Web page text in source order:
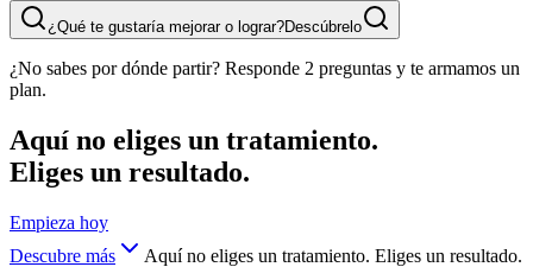
¿Qué te gustaría mejorar o lograr?Descúbrelo
¿No sabes por dónde partir? Responde 2 preguntas y te armamos un
plan.
Aquí no eliges un tratamiento.
Eliges un resultado.
Empieza hoy
Descubre más
Aquí no eliges un tratamiento. Eliges un resultado.